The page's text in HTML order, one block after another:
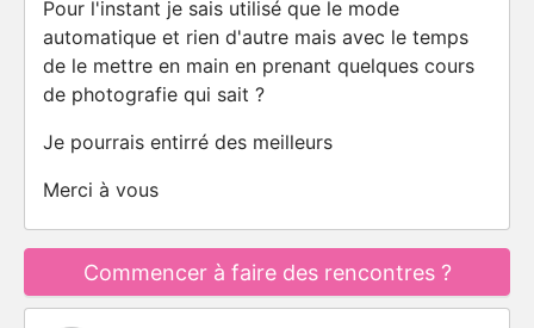
Pour l'instant je sais utilisé que le mode
automatique et rien d'autre mais avec le temps
de le mettre en main en prenant quelques cours
de photografie qui sait ?
Je pourrais entirré des meilleurs
Merci à vous
Commencer à faire des rencontres ?